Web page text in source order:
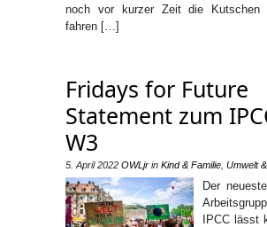
noch vor kurzer Zeit die Kutschen
fahren […]
Fridays for Future
Statement zum
W3
5. April 2022 OWLjr in Kind & Familie Umwelt
Der
IPCC lässt